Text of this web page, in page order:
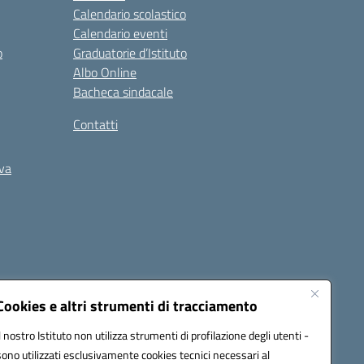
e altri strumenti di tracciamento
nostro Istituto non utilizza strumenti di profilazione degli utenti -
utilizzati esclusivamente cookies tecnici necessari al
Calendario scolastico
Calendario eventi
Graduatorie d’Istituto
Albo Online
Bacheca sindacale
Contatti